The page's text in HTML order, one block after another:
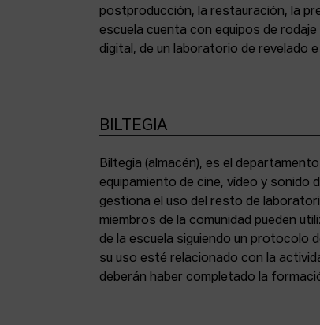
postproducción, la restauración, la
escuela cuenta con equipos de rodaje
digital, de un laboratorio de revelado
BILTEGIA
Biltegia (almacén), es el
equipamiento de cine, vídeo y sonido
gestiona el uso del resto de
miembros de la comunidad pueden
de la escuela siguiendo un protocolo
su uso esté relacionado con la
deberán haber completado la
los equipos y cumplir con la normativa